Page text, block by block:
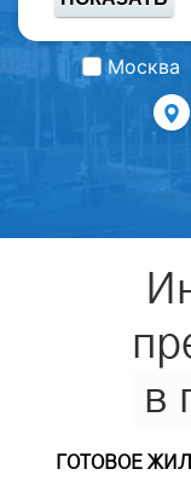
Москва
в
ГОТОВОЕ